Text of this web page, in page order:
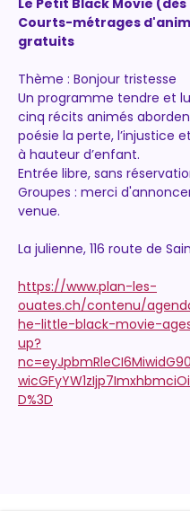
Le Petit Black Movie (dès
Courts-métrages
gratuits
Thème : Bonjour tristesse
Un programme tendre et
cinq récits animés
poésie la perte, l’injustice
à hauteur d’enfant.
Entrée libre, sans
Groupes : merci
venue.
La julienne, 116 route de
https://www.plan-les-
ouates.ch/contenu/
he-little-black-movie-
up?
D%3D